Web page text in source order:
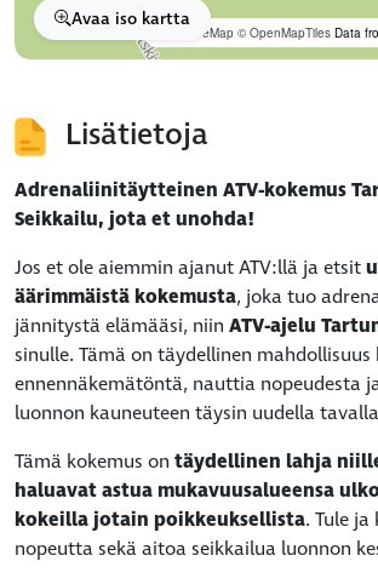
OpenFreeMap © OpenMapTiles Data
Avaa iso kartta
Lisätietoja
Adrenaliinitäytteinen ATV-kokemus
Seikkailu, jota et unohda!
Jos et ole aiemmin ajanut ATV:llä ja etsit
äärimmäistä kokemusta, joka tuo
jännitystä elämääsi, niin ATV-ajelu
sinulle. Tämä on täydellinen
ennennäkemätöntä, nauttia nopeudesta
luonnon kauneuteen täysin uudella
Tämä kokemus on täydellinen lahja
haluavat astua mukavuusalueensa
kokeilla jotain poikkeuksellista. Tule
nopeutta sekä aitoa seikkailua luonnon